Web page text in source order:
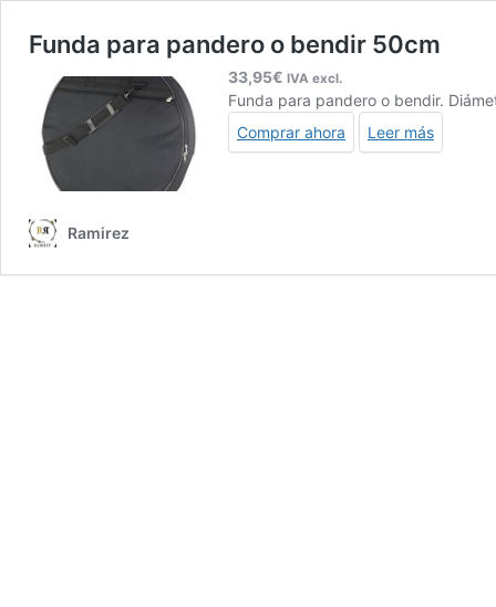
Funda para pandero o bendir 50cm
33,95€ IVA excl.
Funda para pandero o bendir.
Comprar ahora
Leer más
Ramirez